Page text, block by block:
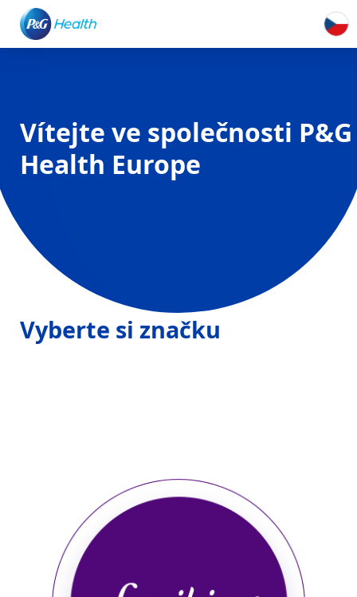
Vítejte ve společnosti P&G
Health Europe
Vyberte si značku